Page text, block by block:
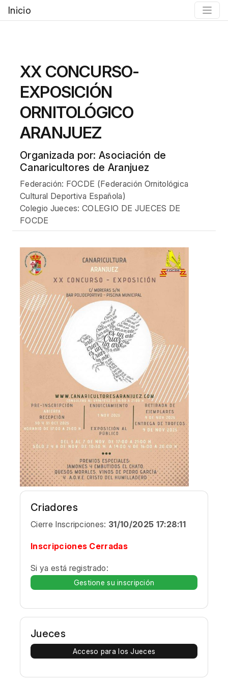
Inicio
XX CONCURSO-
EXPOSICIÓN
ORNITOLÓGICO
ARANJUEZ
Organizada por: Asociación de
Canaricultores de Aranjuez
Federación: FOCDE (Federación Ornitológica
Cultural Deportiva Española)
Colegio Jueces: COLEGIO DE JUECES DE
FOCDE
Criadores
Cierre Inscripciones: 31/10/2025 17:28:11
Inscripciones Cerradas
Si ya está registrado:
Gestione su inscripción
Jueces
Acceso para los Jueces